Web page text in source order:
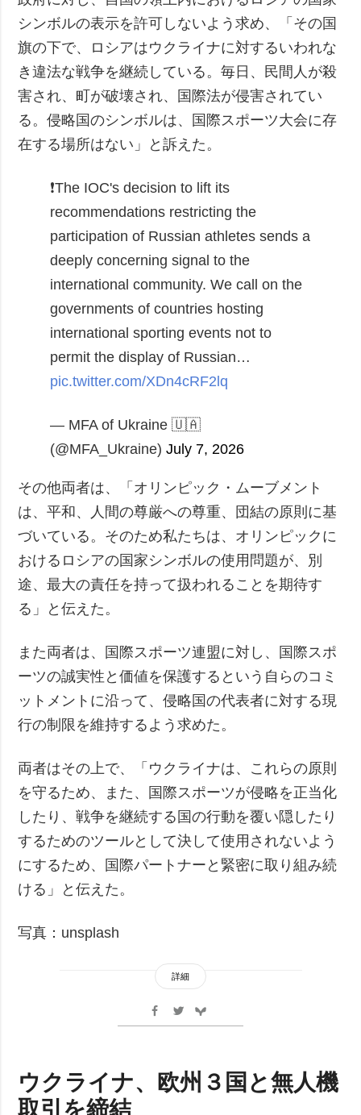
シンボルの表示を許可しないよう求め、「その国
旗の下で、ロシアはウクライナに対するいわれな
き違法な戦争を継続している。毎日、民間人が殺
害され、町が破壊され、国際法が侵害されてい
る。侵略国のシンボルは、国際スポーツ大会に存
在する場所はない」と訴えた。
❗️The IOC's decision to lift its
recommendations restricting the
participation of Russian athletes sends a
deeply concerning signal to the
international community. We call on the
governments of countries hosting
international sporting events not to
permit the display of Russian…
pic.twitter.com/XDn4cRF2lq
— MFA of Ukraine 🇺🇦
(@MFA_Ukraine)July 7, 2026
その他両者は、「オリンピック・ムーブメント
は、平和、人間の尊厳への尊重、団結の原則に基
づいている。そのため私たちは、オリンピックに
おけるロシアの国家シンボルの使用問題が、別
途、最大の責任を持って扱われることを期待す
る」と伝えた。
また両者は、国際スポーツ連盟に対し、国際スポ
ーツの誠実性と価値を保護するという自らのコミ
ットメントに沿って、侵略国の代表者に対する現
行の制限を維持するよう求めた。
両者はその上で、「ウクライナは、これらの原則
を守るため、また、国際スポーツが侵略を正当化
したり、戦争を継続する国の行動を覆い隠したり
するためのツールとして決して使用されないよう
にするため、国際パートナーと緊密に取り組み続
ける」と伝えた。
写真：unsplash
詳細
ウクライナ、欧州３国と無人機
取引を締結